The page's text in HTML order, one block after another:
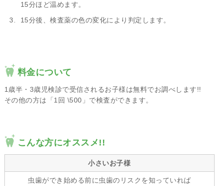
15分ほど温めます。
15分後、検査薬の色の変化により判定します。
料金について
1歳半・3歳児検診で受信されるお子様は無料でお調べします!!
その他の方は「1回 \500」で検査ができます。
こんな方にオススメ!!
小さいお子様
虫歯ができ始める前に虫歯のリスクを知っていれば